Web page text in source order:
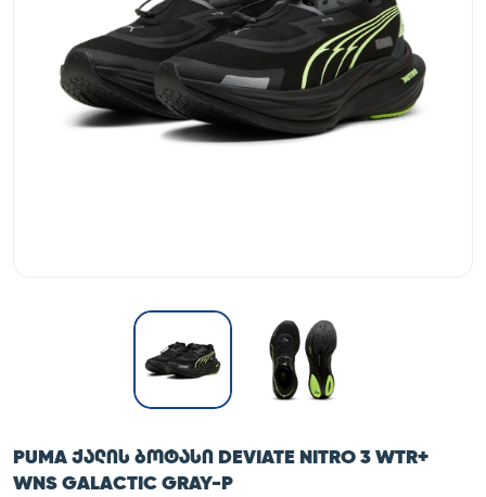
PUMA ᲥᲐᲚᲘᲡ ᲑᲝᲢᲐᲡᲘ DEVIATE NITRO 3 WTR+
WNS GALACTIC GRAY-P